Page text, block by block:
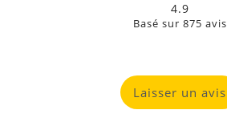
4.9
Basé sur 875 avis
Laisser un avis